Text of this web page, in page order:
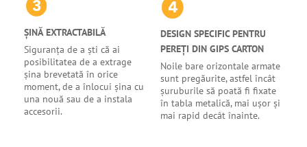
ȘINĂ EXTRACTABILĂ
Siguranța de a ști că ai
posibilitatea de a extrage
șina brevetată în orice
moment, de a înlocui șina cu
una nouă sau de a instala
accesorii.
DESIGN SPECIFIC PENTRU
PEREȚI DIN GIPS CARTON
Noile bare orizontale armate
sunt pregăurite, astfel încât
șuruburile să poată fi fixate
în tabla metalică, mai ușor și
mai rapid decât înainte.